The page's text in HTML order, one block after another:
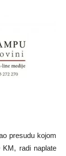
presudu kojom
KM, radi naplate